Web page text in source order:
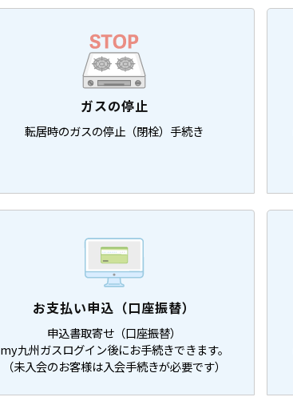
ガスの停止
転居時のガスの停止（閉栓）手続き
お支払い申込（口座振替）
申込書取寄せ（口座振替）
my九州ガスログイン後にお手続きできます。
（未入会のお客様は入会手続きが必要です）